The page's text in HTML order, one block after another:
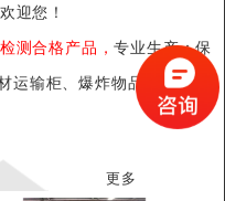
欢迎您！
测合格产品，专业生产：保
运输柜、爆炸物品储存柜、
更多